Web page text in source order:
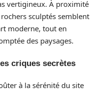
vertigineux. À proximité
sculptés semblent
moderne, tout en
des paysages.
criques secrètes
à la sérénité du site